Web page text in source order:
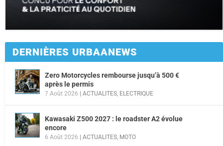
DERNIÈRES URBAANEWS
Zero Motorcycles rembourse jusqu’à 500 €
après le permis
7 Août 2026 ACTUALITES, ELECTRIQUE
Kawasaki Z500 2027 : le roadster A2 évolue
encore
6 Août 2026 ACTUALITES, MOTO